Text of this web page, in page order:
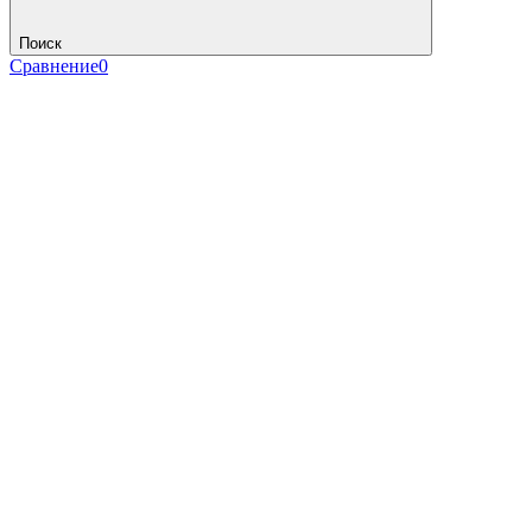
Поиск
Сравнение0